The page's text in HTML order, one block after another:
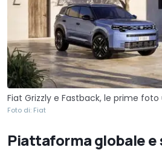
Fiat Grizzly e Fastback, le prime
Foto di: Fiat
Piattaforma globale